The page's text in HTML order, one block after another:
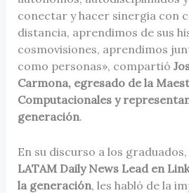
conectar y hacer sinergia con
distancia, aprendimos de sus
cosmovisiones, aprendimos
como personas», compartió
Carmona, egresado de la
Computacionales y
generación.
En su discurso a los graduados,
LATAM Daily News Lead en
la generación, les habló de la